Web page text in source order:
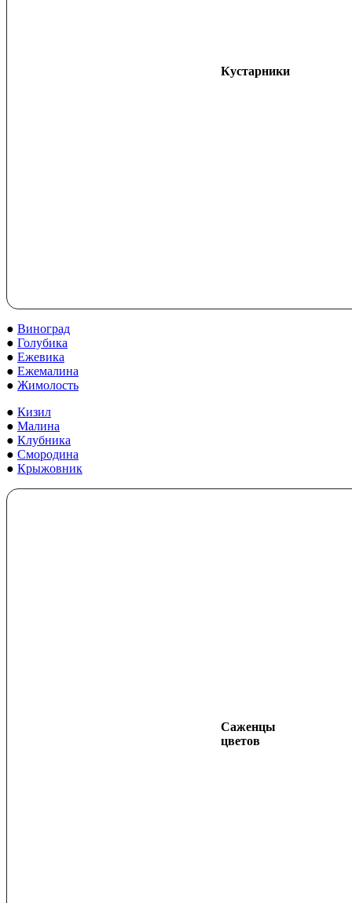
Кустарники
● Виноград
● Голубика
● Ежевика
● Ежемалина
● Жимолость
● Кизил
● Малина
● Клубника
● Смородина
● Крыжовник
Саженцы
цветов